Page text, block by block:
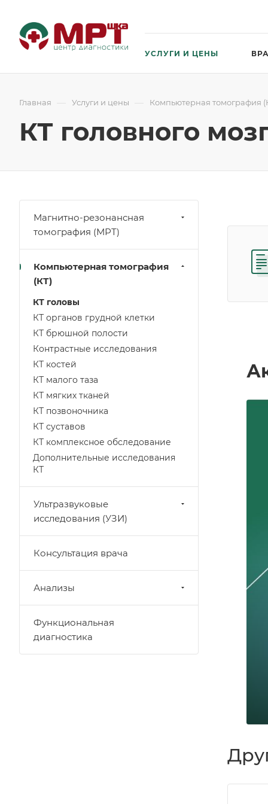
УСЛУГИ И ЦЕНЫ
Главная — Услуги и цены — Компьютерная томография
КТ головного
Магнитно-резонансная
томография (МРТ)
Компьютерная томография
(КТ)
КТ головы
КТ органов грудной клетки
КТ брюшной полости
Контрастные исследования
КТ костей
КТ малого таза
КТ мягких тканей
КТ позвоночника
КТ суставов
КТ комплексное обследование
Дополнительные исследования
КТ
Ультразвуковые
исследования (УЗИ)
Консультация врача
Анализы
Функциональная
диагностика